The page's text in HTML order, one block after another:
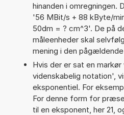
hinanden i omregningen.
'56 MBit/s + 88 kByte/
50dm = ? cm^3'. De på
måleenheder skal
mening i den
Hvis der er sat en
videnskabelig notation',
eksponentiel. For
For denne form for
til en eksponent, her 21,